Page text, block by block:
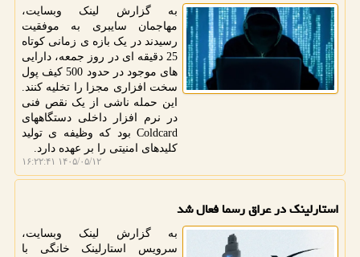
به گزارش لینک وبسایت،
مهاجمان سایبری به موفقیت
رسیدند در یک بازه ی زمانی کوتاه
25 دقیقه ای در روز جمعه، دارایی
های موجود در حدود 500 کیف پول
سخت افزاری مجزا را تخلیه کنند.
این حمله ناشی از یک نقص فنی
در نرم افزار داخلی دستگاههای
Coldcard بود که وظیفه ی تولید
کلیدهای امنیتی را بر عهده دارد.
۱۴۰۵/۰۵/۱۲ ۱۶:۲۲:۴۱
استارلینک در عراق رسما فعال شد
به گزارش لینک وبسایت،
سرویس استارلینک خانگی با